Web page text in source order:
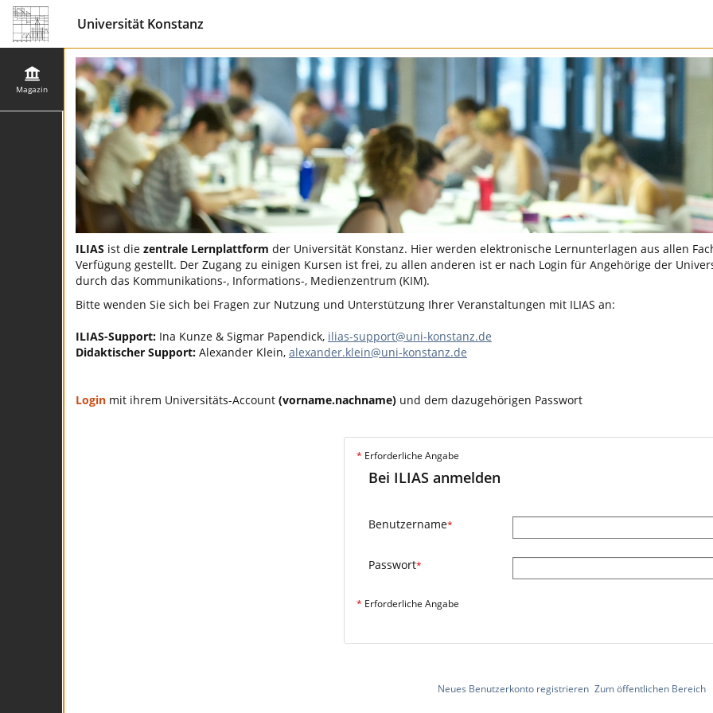
Universität Konstanz
Magazin
ILIAS ist die zentrale Lernplattform der Universität Konstanz. Hier werden elektronische Lernunterlagen aus allen
Verfügung gestellt. Der Zugang zu einigen Kursen ist frei, zu allen anderen ist er nach Login für Angehörige der
durch das Kommunikations-, Informations-, Medienzentrum (KIM).
Bitte wenden Sie sich bei Fragen zur Nutzung und Unterstützung Ihrer Veranstaltungen mit ILIAS an:
ILIAS-Support: Ina Kunze & Sigmar Papendick, ilias-support@uni-konstanz.de
Didaktischer Support: Alexander Klein, alexander.klein@uni-konstanz.de
Login mit ihrem Universitäts-Account (vorname.nachname) und dem dazugehörigen Passwort
* Erforderliche Angabe
Bei ILIAS anmelden
Benutzername*
Passwort*
* Erforderliche Angabe
Neues Benutzerkonto registrieren Zum öffentlichen Bereich